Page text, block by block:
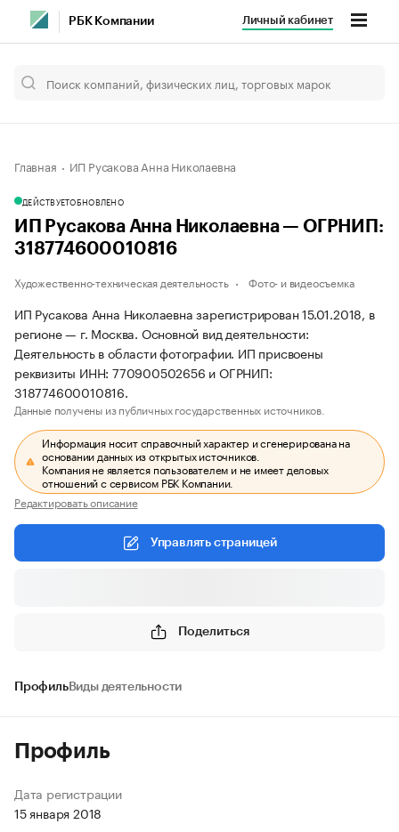
РБК Компании Личный кабинет
Главная ИП Русакова Анна Николаевна
ДЕЙСТВУЕТОБНОВЛЕНО
ИП Русакова Анна Николаевна — ОГРНИП:
318774600010816
Художественно-техническая деятельность Фото- и видеосъемка
ИП Русакова Анна Николаевна зарегистрирован 15.01.2018, в
регионе — г. Москва. Основной вид деятельности:
Деятельность в области фотографии. ИП присвоены
реквизиты ИНН: 770900502656 и ОГРНИП:
318774600010816.
Данные получены из публичных государственных источников.
Информация носит справочный характер и сгенерирована на
основании данных из открытых источников.
Компания не является пользователем и не имеет деловых
отношений с сервисом РБК Компании.
Редактировать описание
Управлять страницей
Поделиться
ПрофильВиды деятельности
Профиль
Дата регистрации
15 января 2018